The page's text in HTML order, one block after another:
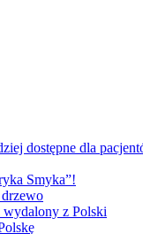
dostępne dla
Smyka”!
drzewo
wydalony z Polski